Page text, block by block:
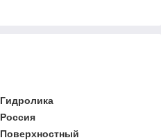
Гидролика
Россия
Поверхностный